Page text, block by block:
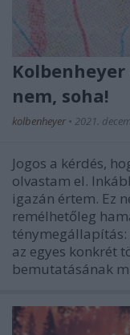
Kolbenheyer
nem, soha!
kolbenheyer • 2021.
Jogos a kérdés,
olvastam el.
igazán értem. Ez
remélhetőleg
az egyes konkrét
bemutatásának